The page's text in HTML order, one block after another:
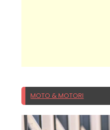
MOTO & MOTORI